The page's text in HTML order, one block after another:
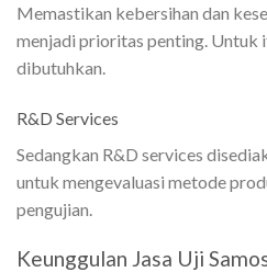
Memastikan kebersihan dan
menjadi prioritas penting. Untuk
dibutuhkan.
R&D Services
Sedangkan R&D services
untuk mengevaluasi metode
pengujian.
Keunggulan Jasa Uji